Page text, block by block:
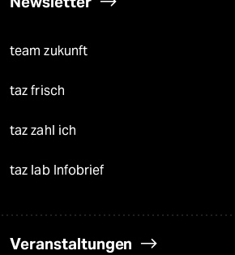
team zukunft
taz frisch
taz zahl ich
taz lab Infobrief
Veranstaltungen